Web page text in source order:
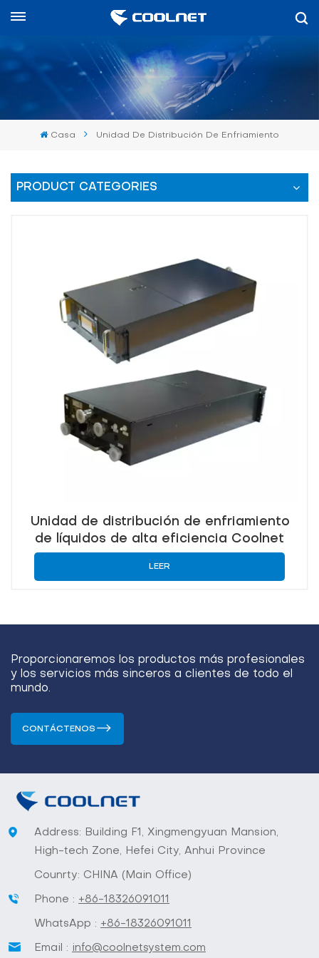
Casa Unidad De Distribución De Enfriamiento
PRODUCT CATEGORIES
Unidad de distribución de enfriamiento
de líquidos de alta eficiencia Coolnet
LEER
Proporcionaremos los productos más profesionales
y los servicios más sinceros a clientes de todo el
mundo.
CONTÁCTENOS
Address: Building F1, Xingmengyuan Mansion,
High-tech Zone, Hefei City, Anhui Province
Counrty: CHINA (Main Office)
Phone : +86-18326091011
WhatsApp : +86-18326091011
Email : info@coolnetsystem.com